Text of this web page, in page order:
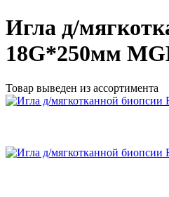
Игла д/
18G*250мм
Товар выведен из ассортимента